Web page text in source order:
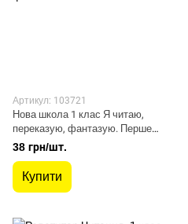
Артикул: 103721
Нова школа 1 клас Я читаю,
переказую, фантазую. Перше
читання. - Фісіна А.А. - Торсінг
(103721)
38 грн/шт.
Купити